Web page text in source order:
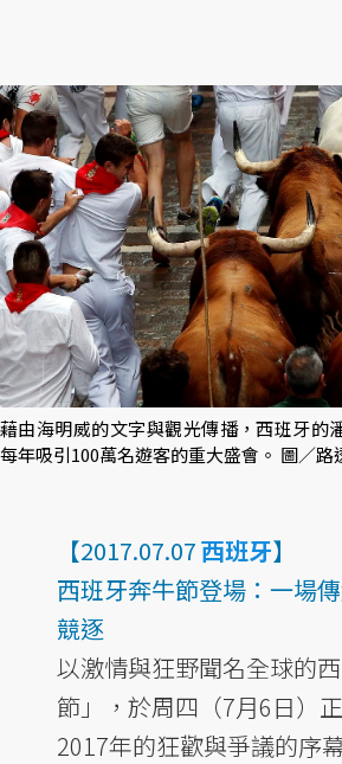
藉由海明威的文字與觀光傳播，西班牙的
每年吸引100萬名遊客的重大盛會。 圖／路
【2017.07.07西班牙】
西班牙奔牛節登場：一場
競逐
以激情與狂野聞名全球的
節」，於周四（7月6日）
2017年的狂歡與爭議的序